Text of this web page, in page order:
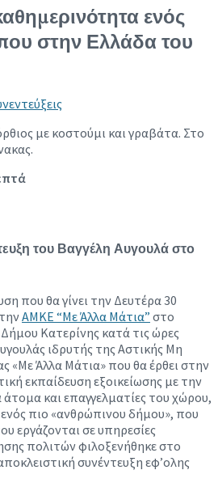
ενός
στην Ελλάδα του
του Βαγγέλη Αυγουλά στο
που θα γίνει την Δευτέρα 30
ΑΜΚΕ “Με Άλλα Μάτια” στο
Κατερίνης κατά τις ώρες
ιδρυτής της Αστικής Μη
«Με Άλλα Μάτια» που θα έρθει στην
εκπαίδευση εξοικείωσης με την
και επαγγελματίες του χώρου,
πιο «ανθρώπινου δήμου», που
εργάζονται σε υπηρεσίες
πολιτών φιλοξενήθηκε στο
συνέντευξη εφ’ολης